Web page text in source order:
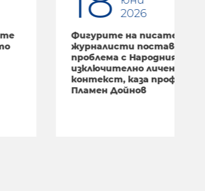
Фигурите на писатели и
журналисти поставят
проблема с Народния съд в
изключително личен
контекст, каза проф.
Пламен Дойнов